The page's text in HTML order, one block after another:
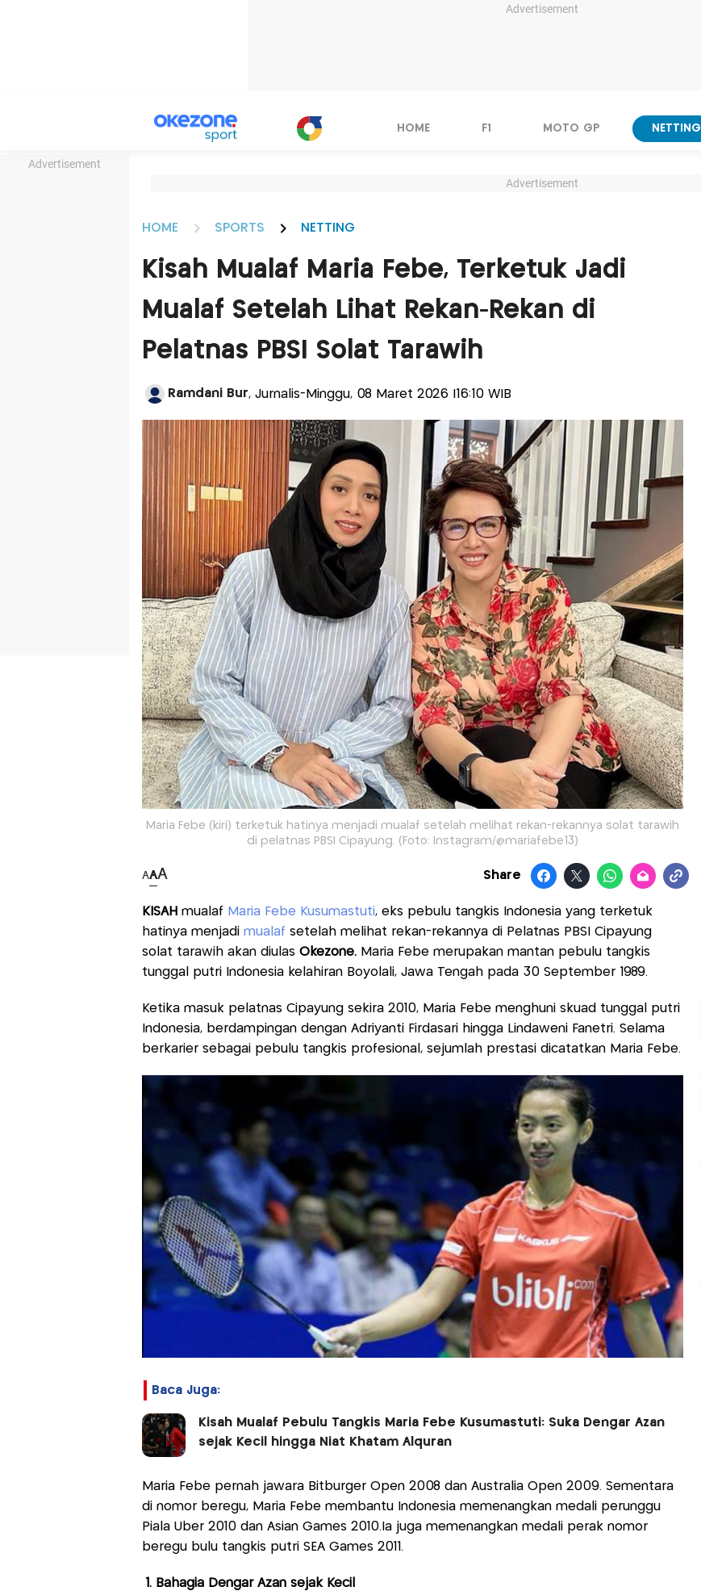
Advertisement
Advertisement
HOME F1 MOTO GP NETTING
Advertisement
HOME SPORTS NETTING
Kisah Mualaf Maria Febe, Terketuk Jadi
Mualaf Setelah Lihat Rekan-Rekan di
Pelatnas PBSI Solat Tarawih
Ramdani Bur, Jurnalis-Minggu, 08 Maret 2026 |16:10 WIB
Maria Febe (kiri) terketuk hatinya menjadi mualaf setelah melihat rekan-rekannya solat tarawih
di pelatnas PBSI Cipayung. (Foto: Instagram/@mariafebe13)
AAA Share
KISAH mualaf Maria Febe Kusumastuti, eks pebulu tangkis Indonesia yang terketuk
hatinya menjadi mualaf setelah melihat rekan-rekannya di Pelatnas PBSI Cipayung
solat tarawih akan diulas Okezone.Maria Febe merupakan mantan pebulu tangkis
tunggal putri Indonesia kelahiran Boyolali, Jawa Tengah pada 30 September 1989.
Ketika masuk pelatnas Cipayung sekira 2010, Maria Febe menghuni skuad tunggal putri
Indonesia, berdampingan dengan Adriyanti Firdasari hingga Lindaweni Fanetri. Selama
berkarier sebagai pebulu tangkis profesional, sejumlah prestasi dicatatkan Maria Febe.
Baca Juga:
Kisah Mualaf Pebulu Tangkis Maria Febe Kusumastuti: Suka Dengar Azan
sejak Kecil hingga Niat Khatam Alquran
Maria Febe pernah jawara Bitburger Open 2008 dan Australia Open 2009. Sementara
di nomor beregu, Maria Febe membantu Indonesia memenangkan medali perunggu
Piala Uber 2010 dan Asian Games 2010.Ia juga memenangkan medali perak nomor
beregu bulu tangkis putri SEA Games 2011.
1. Bahagia Dengar Azan sejak Kecil